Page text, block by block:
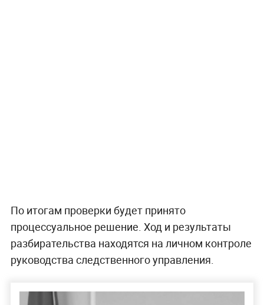
По итогам проверки будет принято
процессуальное решение. Ход и результаты
разбирательства находятся на личном контроле
руководства следственного управления.